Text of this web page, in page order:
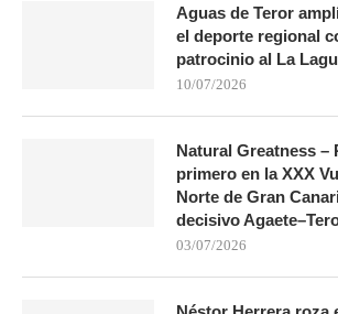
Aguas de Teror
el deporte regional
patrocinio al La
10/07/2026
Natural Greatness –
primero en la XXX
Norte de Gran
decisivo
03/07/2026